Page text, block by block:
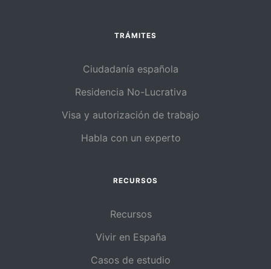
TRÁMITES
Ciudadanía española
Residencia No-Lucrativa
Visa y autorización de trabajo
Habla con un experto
RECURSOS
Recursos
Vivir en España
Casos de estudio